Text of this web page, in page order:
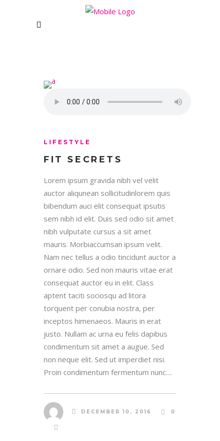
LIFESTYLE
FIT SECRETS
Lorem ipsum gravida nibh vel velit
auctor aliqunean sollicitudinlorem quis
bibendum auci elit consequat ipsutis
sem nibh id elit. Duis sed odio sit amet
nibh vulputate cursus a sit amet
mauris. Morbiaccumsan ipsum velit.
Nam nec tellus a odio tincidunt auctor a
ornare odio. Sed non mauris vitae erat
consequat auctor eu in elit. Class
aptent taciti sociosqu ad litora
torquent per conubia nostra, per
inceptos himenaeos. Mauris in erat
justo. Nullam ac urna eu felis dapibus
condimentum sit amet a augue. Sed
non neque elit. Sed ut imperdiet nisi.
Proin condimentum fermentum nunc....
DECEMBER 10, 2016 0